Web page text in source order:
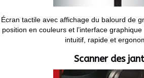
Écran tactile avec affichage du balourd de
position en couleurs et l’interface
intuitif, rapide et
Scanner des